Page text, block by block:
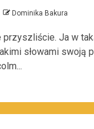
Dominika Bakura
przyszliście. Ja w
słowami swoją